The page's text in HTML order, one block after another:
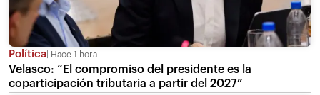
Política Hace 1 hora
Velasco: “El compromiso del presidente es la
coparticipación tributaria a partir del 2027”